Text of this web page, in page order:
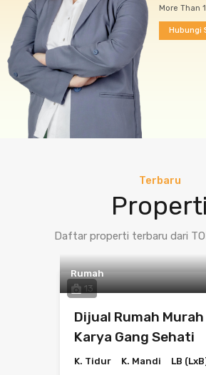
More Than
Hubungi
Terbaru
Properti
Daftar properti terbaru dari
13
Rumah
Dijual Rumah
Karya Gang Sehati
K. Tidur K. Mandi LB